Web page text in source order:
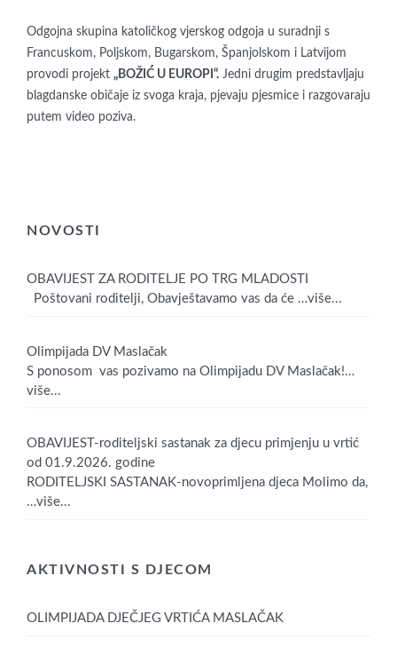
Odgojna skupina katoličkog vjerskog odgoja u suradnji s
Francuskom, Poljskom, Bugarskom, Španjolskom i Latvijom
provodi projekt „BOŽIĆ U EUROPI“. Jedni drugim predstavljaju
blagdanske običaje iz svoga kraja, pjevaju pjesmice i razgovaraju
putem video poziva.
NOVOSTI
OBAVIJEST ZA RODITELJE PO TRG MLADOSTI
Poštovani roditelji, Obavještavamo vas da će …više...
Olimpijada DV Maslačak
S ponosom vas pozivamo na Olimpijadu DV Maslačak!…
više...
OBAVIJEST-roditeljski sastanak za djecu primjenju u vrtić
od 01.9.2026. godine
RODITELJSKI SASTANAK-novoprimljena djeca Molimo da,
…više...
AKTIVNOSTI S DJECOM
OLIMPIJADA DJEČJEG VRTIĆA MASLAČAK